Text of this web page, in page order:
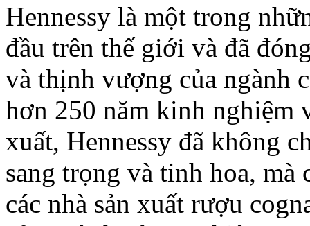
Hennessy là một trong
đầu trên thế giới và đã
và thịnh vượng của ngành
hơn 250 năm kinh nghiệm
xuất, Hennessy đã không
sang trọng và tinh hoa, mà
các nhà sản xuất rượu